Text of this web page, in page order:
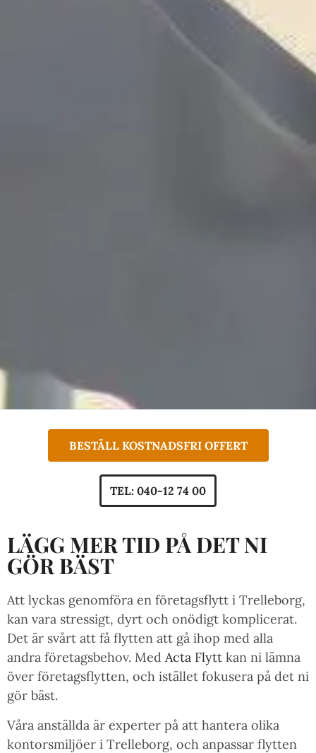
BESTÄLL KOSTNADSFRI OFFERT
TEL: 040-12 74 00
LÄGG MER TID PÅ DET NI
GÖR BÄST
Att lyckas genomföra en företagsflytt i Trelleborg,
kan vara stressigt, dyrt och onödigt komplicerat.
Det är svårt att få flytten att gå ihop med alla
andra företagsbehov. Med Acta Flytt kan ni lämna
över företagsflytten, och istället fokusera på det ni
gör bäst.
Våra anställda är experter på att hantera olika
kontorsmiljöer i Trelleborg, och anpassar flytten